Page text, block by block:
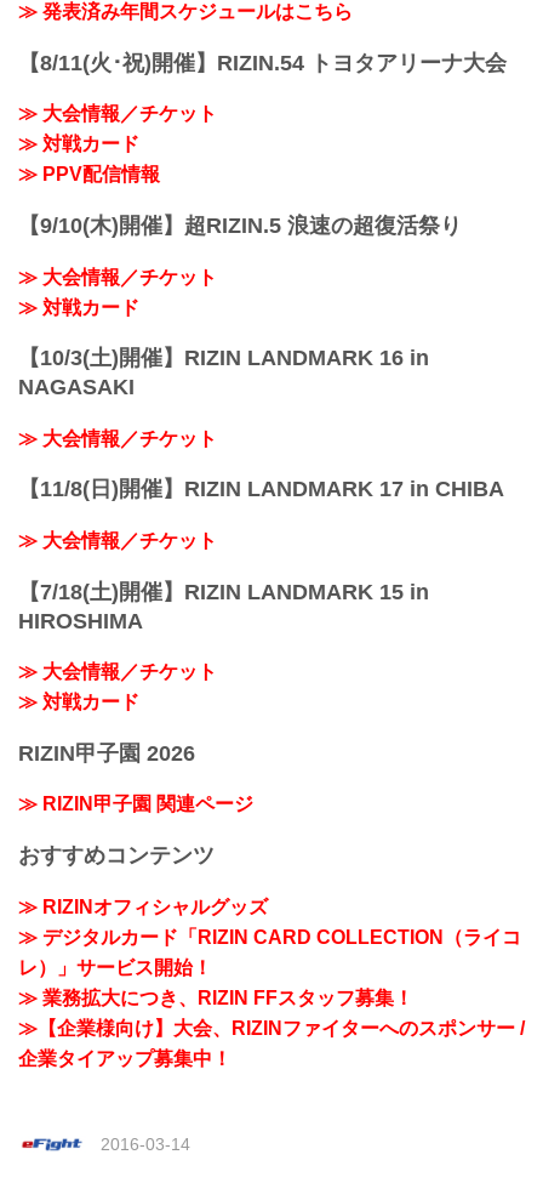
≫ 発表済み年間スケジュールはこちら
【8/11(火･祝)開催】RIZIN.54 トヨタアリーナ大会
≫ 大会情報／チケット
≫ 対戦カード
≫ PPV配信情報
【9/10(木)開催】超RIZIN.5 浪速の超復活祭り
≫ 大会情報／チケット
≫ 対戦カード
【10/3(土)開催】RIZIN LANDMARK 16 in
NAGASAKI
≫ 大会情報／チケット
【11/8(日)開催】RIZIN LANDMARK 17 in CHIBA
≫ 大会情報／チケット
【7/18(土)開催】RIZIN LANDMARK 15 in
HIROSHIMA
≫ 大会情報／チケット
≫ 対戦カード
RIZIN甲子園 2026
≫ RIZIN甲子園 関連ページ
おすすめコンテンツ
≫ RIZINオフィシャルグッズ
≫ デジタルカード「RIZIN CARD COLLECTION（ライコ
レ）」サービス開始！
≫ 業務拡大につき、RIZIN FFスタッフ募集！
≫【企業様向け】大会、RIZINファイターへのスポンサー /
企業タイアップ募集中！
2016-03-14